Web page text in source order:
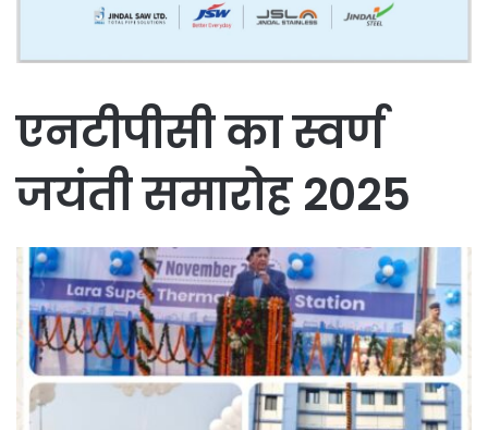
एनटीपीसी का स्वर्ण
जयंती समारोह 2025